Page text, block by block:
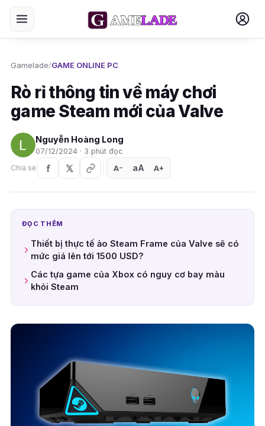
Gamelade/GAME ONLINE PC
Rò rỉ thông tin về máy chơi
game Steam mới của Valve
Nguyễn Hoàng Long
07/12/2024 · 3 phút đọc
Chia sẻ
A− aA A+
ĐỌC THÊM
Thiết bị thực tế ảo Steam Frame của Valve sẽ có
mức giá lên tới 1500 USD?
Các tựa game của Xbox có nguy cơ bay màu
khỏi Steam